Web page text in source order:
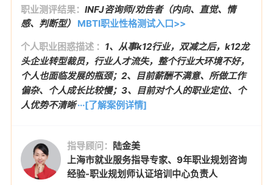
职业测评结果： INFJ咨询师/劝告者（内向、直觉、情
感、判断型）
MBTI职业性格测试入口>>
个人职业困惑描述 ： 1、从事k12行业，双减之后，k12龙
头企业转型裁员，行业人才流失，整个行业大环境不好，
个人也面临发展的瓶颈；2、目前薪酬不满意、所做工作
偏杂、个人成长比较慢；3、目前对个人的职业定位、个
人优势不清晰···[了解案例详情]
指导顾问： 陆金美
上海市就业服务指导专家、9年职业规划咨询
经验-职业规划师认证培训中心负责人